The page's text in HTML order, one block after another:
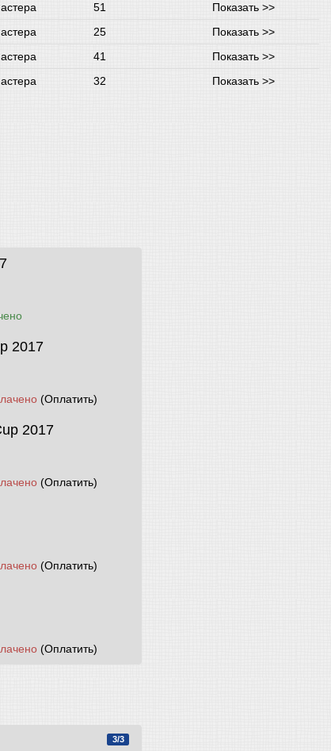
51
Показать >>
25
Показать >>
41
Показать >>
32 Показать >>
2017
(Оплатить)
2017
(Оплатить)
(Оплатить)
(Оплатить)
3/3